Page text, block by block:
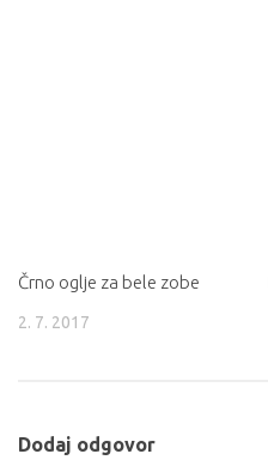
Črno oglje za bele zobe
2. 7. 2017
Dodaj odgovor